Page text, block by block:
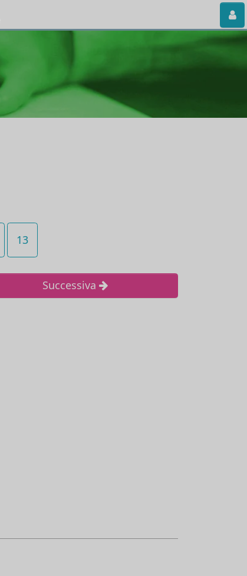
13
Successiva